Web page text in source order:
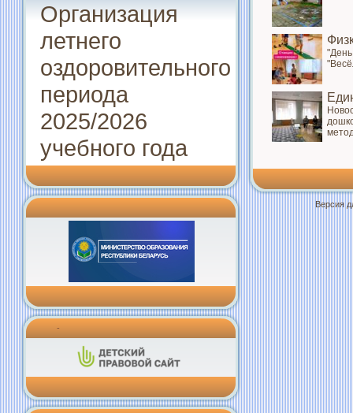
Организация
летнего
оздоровительного
периода
2025/2026
учебного года
-
Версия